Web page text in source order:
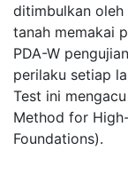
ditimbulkan oleh
tanah memakai
PDA-W
perilaku setiap
Test ini
Method for
Foundations).